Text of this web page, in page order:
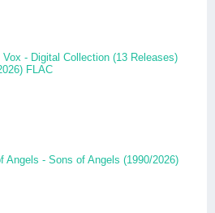
Vox - Digital Collection (13 Releases)
FLAC
Angels - Sons of Angels (1990/2026)